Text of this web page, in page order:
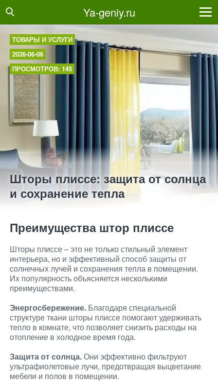
Ya-geniy.ru
ТОВАРЫ И УСЛУГИ
2026-06-06
ПРОСМОТРОВ: 145
Шторы плиссе: защита от солнца
и сохранение тепла
Преимущества штор плиссе
Шторы плиссе – это не только стильный элемент
интерьера, но и эффективный способ защиты от
солнечных лучей и сохранения тепла в помещении.
Их популярность объясняется несколькими
преимуществами.
Энергосбережение. Благодаря специальной
структуре ткани шторы плиссе помогают удерживать
тепло в комнате, что позволяет снизить расходы на
отопление в холодное время года.
Защита от солнца.Они эффективно фильтруют
ультрафиолетовые лучи, предотвращая выцветание
мебели и полов в помещении.